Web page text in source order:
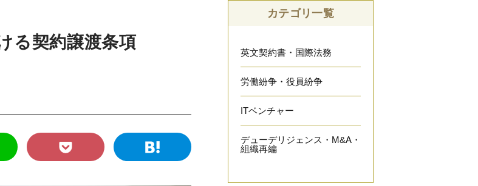
る契約譲渡条項
カテゴリ一覧
英文契約書・国際法務
労働紛争・役員紛争
ITベンチャー
デューデリジェンス・M&A・
組織再編